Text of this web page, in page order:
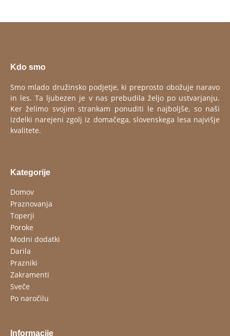
Kdo smo
Smo mlado družinsko podjetje, ki preprosto obožuje naravo
in les. Ta ljubezen je v nas prebudila željo po ustvarjanju.
Ker želimo svojim strankam ponuditi le najboljše, so naši
izdelki narejeni zgolj iz domačega, slovenskega lesa najvišje
kvalitete.
Kategorije
Domov
Praznovanja
Toperji
Poroke
Modni dodatki
Darila
Prazniki
Zakramenti
Sveče
Po naročilu
Informacije